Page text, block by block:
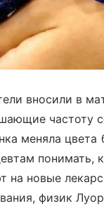
вносили в
частоту
меняла цвета
понимать,
на новые
физик